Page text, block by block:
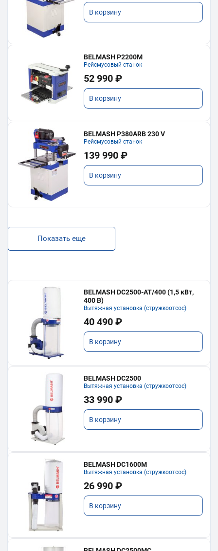
В корзину
BELMASH P2200M
Рейсмусовый станок
52 990 ₽
В корзину
BELMASH P380ARB 230 V
Рейсмусовый станок
139 990 ₽
В корзину
Показать еще
BELMASH DC2500-AT/400 (1,5 кВт,
400 В)
Вытяжная установка (стружкоотсос)
40 490 ₽
В корзину
BELMASH DC2500
Вытяжная установка (стружкоотсос)
33 990 ₽
В корзину
BELMASH DC1600M
Вытяжная установка (стружкоотсос)
26 990 ₽
В корзину